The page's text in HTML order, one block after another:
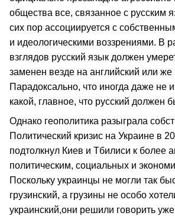
общества все, связанное с русским
сих пор ассоциируется с
и идеологическими воззрениями. В
взглядов русский язык должен
заменен везде на английский или
Парадоксально, что иногда даже не
какой, главное, что русский должен
Однако геополитика разыграла
Политический кризис на Украине в
подтолкнул Киев и Тбилиси к более
политическим, социальных и
Поскольку украинцы не могли так
грузинский, а грузины не особо
украинский,они решили говорить